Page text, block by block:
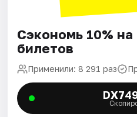
Сэкономь 10% на
билетов
Применили: 8 291 раз